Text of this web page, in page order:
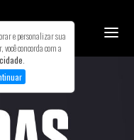
e personalizar sua
concorda com a